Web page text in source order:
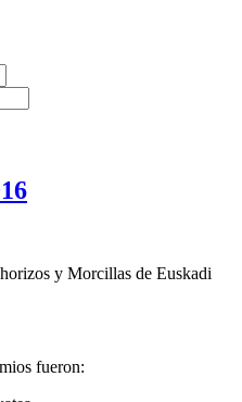
y Morcillas de Euskadi
fueron: